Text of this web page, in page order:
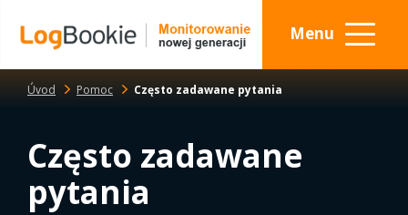
Menu
Úvod Pomoc Często zadawane pytania
Często zadawane
pytania